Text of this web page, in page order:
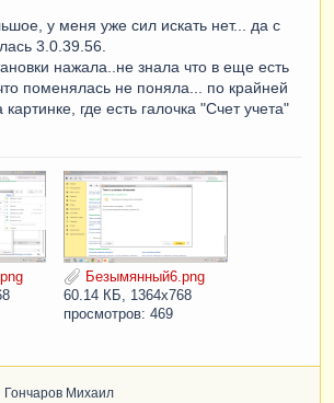
у меня уже сил искать нет... да с
3.0.39.56.
нажала..не знала что в еще есть
поменялась не поняла... по крайней
где есть галочка "Счет учета"
Безымянный6.png
60.14 КБ, 1364x768
просмотров: 469
Гончаров Михаил